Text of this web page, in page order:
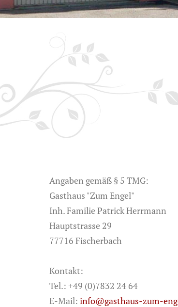
Angaben gemäß § 5 TMG:
Gasthaus "Zum Engel"
Inh. Familie Patrick Herrmann
Hauptstrasse 29
77716 Fischerbach
Kontakt:
Tel.: +49 (0)7832 24 64
E-Mail: info@gasthaus-zum-